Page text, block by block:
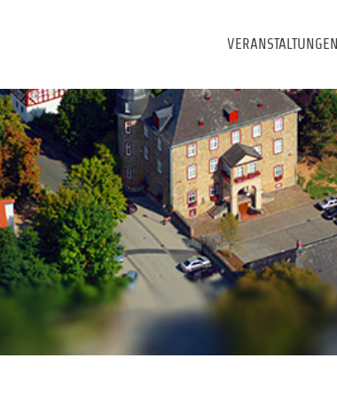
VERANSTALTUNGEN